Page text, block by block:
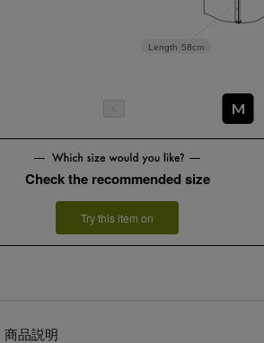
Length 58cm
M
Check the recommended size
Try this item on
商品説明